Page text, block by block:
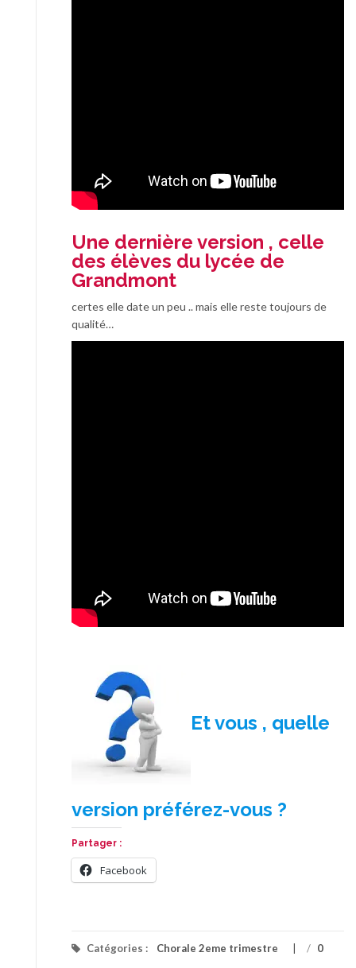
Une dernière version , celle
des élèves du lycée de
Grandmont
certes elle date un peu .. mais elle reste toujours de
qualité…
Et vous , quelle
version préférez-vous ?
Partager :
Facebook
Catégories : Chorale 2eme trimestre / 0